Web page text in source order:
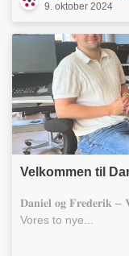
9. oktober 2024
Velkommen til
𝐃𝐚𝐧𝐢𝐞𝐥 𝐨𝐠 𝐅𝐫𝐞𝐝𝐞𝐫𝐢𝐤 –
Vores to nye...